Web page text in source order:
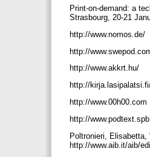
Print-on-demand: a
Strasbourg, 20-21
http://www.nomos.de/
http://
http://www.akkrt.hu/
http://
http://www.00h00.com
http://
Poltronieri,
http://www.aib.it/aib/